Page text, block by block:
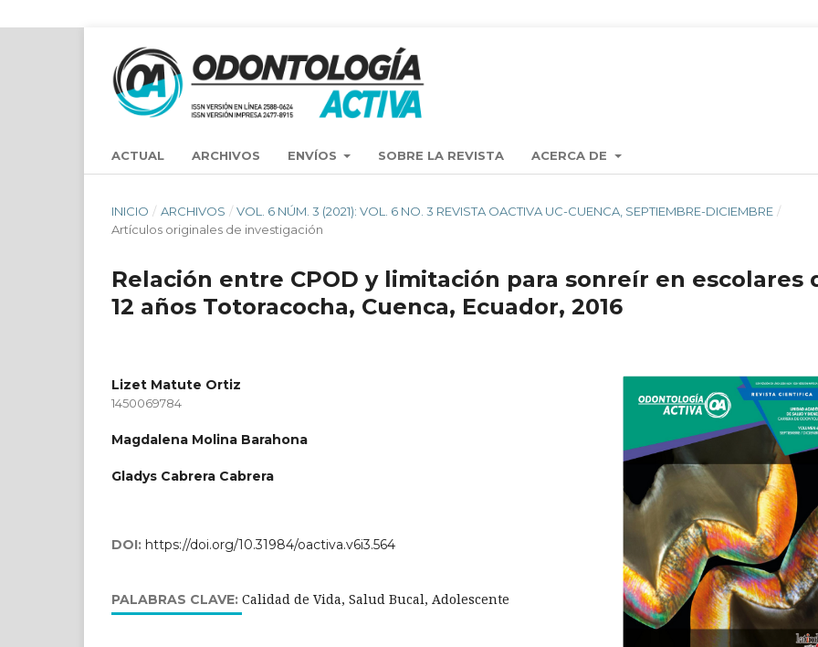
ACTUAL ARCHIVOS ENVÍOS SOBRE LA REVISTA ACERCA DE
INICIO / ARCHIVOS / VOL. 6 NÚM. 3 (2021): VOL. 6 NO. 3 REVISTA OACTIVA UC-CUENCA, SEPTIEMBRE-DICIEMBRE /
Artículos originales de investigación
Relación entre CPOD y limitación para sonreír en escolares
12 años Totoracocha, Cuenca, Ecuador, 2016
Lizet Matute Ortiz
1450069784
Magdalena Molina Barahona
Gladys Cabrera Cabrera
DOI: https://doi.org/10.31984/oactiva.v6i3.564
PALABRAS CLAVE: Calidad de Vida, Salud Bucal, Adolescente